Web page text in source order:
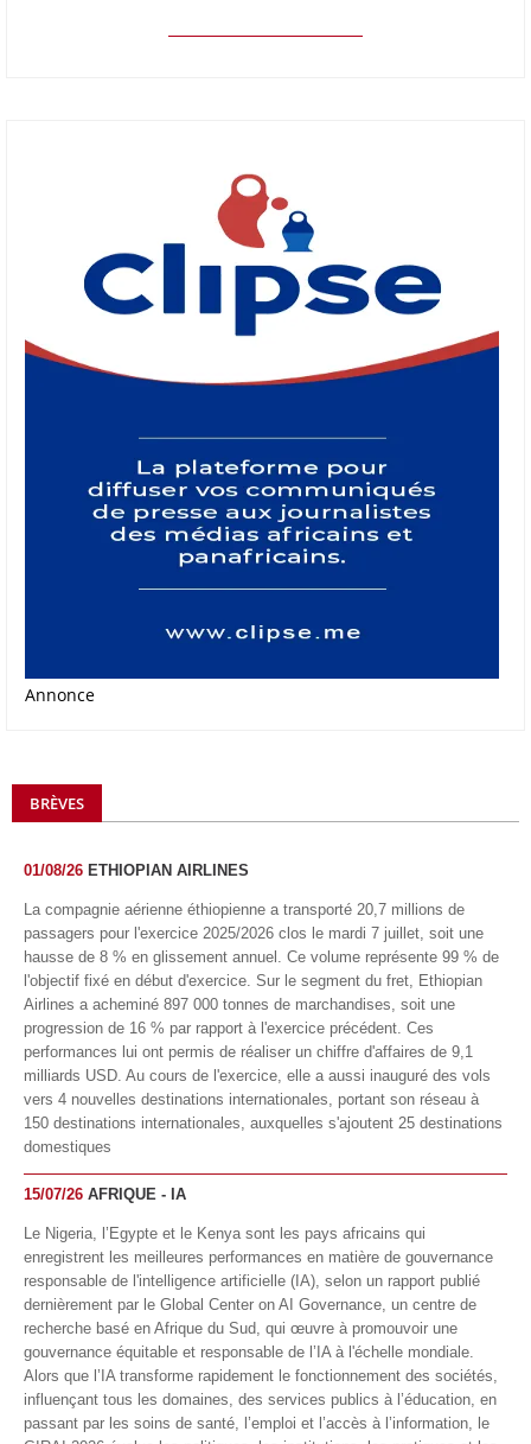
Annonce
BRÈVES
01/08/26 ETHIOPIAN AIRLINES
La compagnie aérienne éthiopienne a transporté 20,7 millions de
passagers pour l'exercice 2025/2026 clos le mardi 7 juillet, soit une
hausse de 8 % en glissement annuel. Ce volume représente 99 % de
l'objectif fixé en début d'exercice. Sur le segment du fret, Ethiopian
Airlines a acheminé 897 000 tonnes de marchandises, soit une
progression de 16 % par rapport à l'exercice précédent. Ces
performances lui ont permis de réaliser un chiffre d'affaires de 9,1
milliards USD. Au cours de l'exercice, elle a aussi inauguré des vols
vers 4 nouvelles destinations internationales, portant son réseau à
150 destinations internationales, auxquelles s'ajoutent 25 destinations
domestiques
15/07/26 AFRIQUE - IA
Le Nigeria, l’Egypte et le Kenya sont les pays africains qui
enregistrent les meilleures performances en matière de gouvernance
responsable de l'intelligence artificielle (IA), selon un rapport publié
dernièrement par le Global Center on AI Governance, un centre de
recherche basé en Afrique du Sud, qui œuvre à promouvoir une
gouvernance équitable et responsable de l’IA à l'échelle mondiale.
Alors que l’IA transforme rapidement le fonctionnement des sociétés,
influençant tous les domaines, des services publics à l’éducation, en
passant par les soins de santé, l’emploi et l’accès à l’information, le